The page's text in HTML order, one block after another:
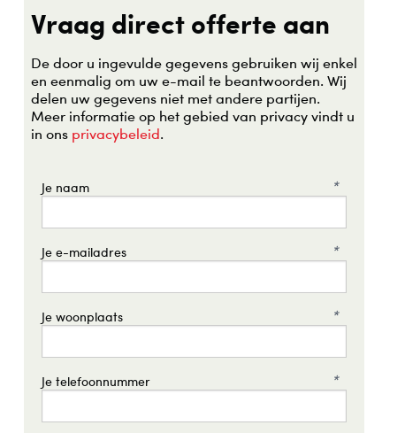
CONTACT
VAKMENSEN
WOONMERKEN
KLANTENSERVICE
SERVICEFORMULIER
RUILEN EN RETOURNEREN
Vraag direct offerte aan
De door u ingevulde gegevens gebruiken wij enkel
en eenmalig om uw e-mail te beantwoorden. Wij
delen uw gegevens niet met andere partijen.
Meer informatie op het gebied van privacy vindt u
in ons privacybeleid.
Je naam *
Je e-mailadres *
Je woonplaats *
Je telefoonnummer *